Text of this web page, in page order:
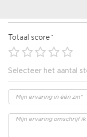
Totaal score
Selecteer het aantal